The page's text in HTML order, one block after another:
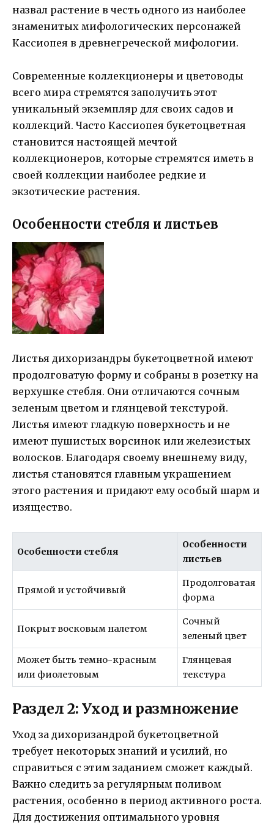
назвал растение в честь одного из наиболее
знаменитых мифологических персонажей
Кассиопея в древнегреческой мифологии.
Современные коллекционеры и цветоводы
всего мира стремятся заполучить этот
уникальный экземпляр для своих садов и
коллекций. Часто Кассиопея букетоцветная
становится настоящей мечтой
коллекционеров, которые стремятся иметь в
своей коллекции наиболее редкие и
экзотические растения.
Особенности стебля и листьев
Листья дихоризандры букетоцветной имеют
продолговатую форму и собраны в розетку на
верхушке стебля. Они отличаются сочным
зеленым цветом и глянцевой текстурой.
Листья имеют гладкую поверхность и не
имеют пушистых ворсинок или железистых
волосков. Благодаря своему внешнему виду,
листья становятся главным украшением
этого растения и придают ему особый шарм и
изящество.
Особенности стебля
Особенности
листьев
Прямой и устойчивый
Продолговатая
форма
Покрыт восковым налетом
Сочный
зеленый цвет
Может быть темно-красным
или фиолетовым
Глянцевая
текстура
Раздел 2: Уход и размножение
Уход за дихоризандрой букетоцветной
требует некоторых знаний и усилий, но
справиться с этим заданием сможет каждый.
Важно следить за регулярным поливом
растения, особенно в период активного роста.
Для достижения оптимального уровня